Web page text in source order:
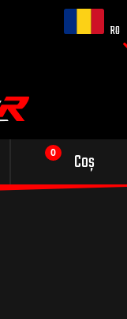
RO
Coș
Evacuare sport pentru
motocicleta ta